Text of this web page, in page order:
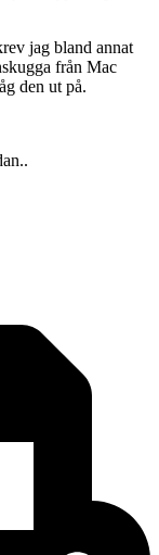
jag bland annat
från Mac
den ut på.